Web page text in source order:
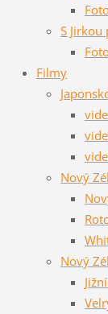
S Jirkou
Filmy
Nový
Nový